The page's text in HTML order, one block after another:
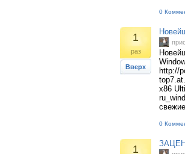
0
1
раз
Вверх
http://
x86
0
1